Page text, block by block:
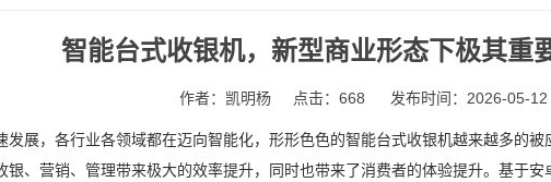
智能台式收银机，新型商业形态下极其重
作者：凯明杨 点击：668 发布时间：2026-05-12
，各行业各领域都在迈向智能化，形形色色的智能台式收银机越来越多的被
银、营销、管理带来极大的效率提升，同时也带来了消费者的体验提升。基于